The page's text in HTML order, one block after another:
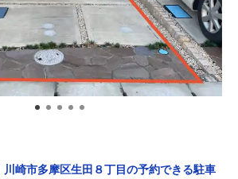
崎市多摩区生田８丁目の予約できる駐車